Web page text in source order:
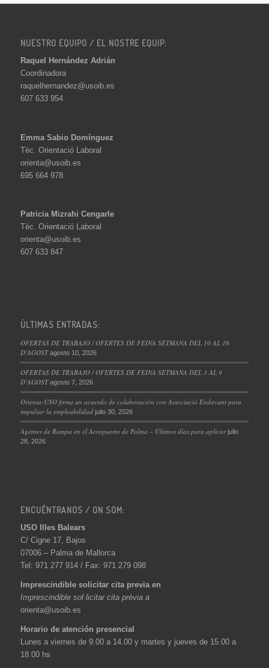
NUESTRO EQUIPO / EL NOSTRE EQUIP:
Raquel Hernández Adrián
Coordinadora
raquelhernandez@usoib.es
607 633 954
Emma Sabio Domínguez
Tèc. Orientació Laboral
orienta@usoib.es
695 664 978
Patricia Mizrahi Cengarle
Tèc. Orientació Laboral
orienta@usoib.es
607 633 847
ÚLTIMAS ENTRADAS:
OFERTAS DE TRABAJO / OFERTES DE FEINA SETMANA DEL 10 AL 16
D’AGOST agosto 10, 2026
OFERTAS DE TRABAJO / OFERTES DE FEINA SETMANA DEL 3 AL 9
D’AGOST agosto 7, 2026
Orienta-USO firma un acuerdo de colaboración con Associació Endavant para
impulsar la empleabilidad julio 30, 2026
Agentes de Rampa en el Aeropuerto de Palma – Últimos días para aplicar julio
28, 2026
ENCUÉNTRANOS / ON SOM:
USO Illes Balears
C/ Cigne 17, Bajos
07006 – Palma de Mallorca
Tel: 971 277 914 / Fax: 971 279 098
Imprescindible solicitar cita previa en
Imprescindible sol·licitar cita prèvia a
orienta@usoib.es
Horario de atención presencial
Lunes a viernes de 9.00 a 14.00 y martes y jueves de 15.00 a
18.00 hs